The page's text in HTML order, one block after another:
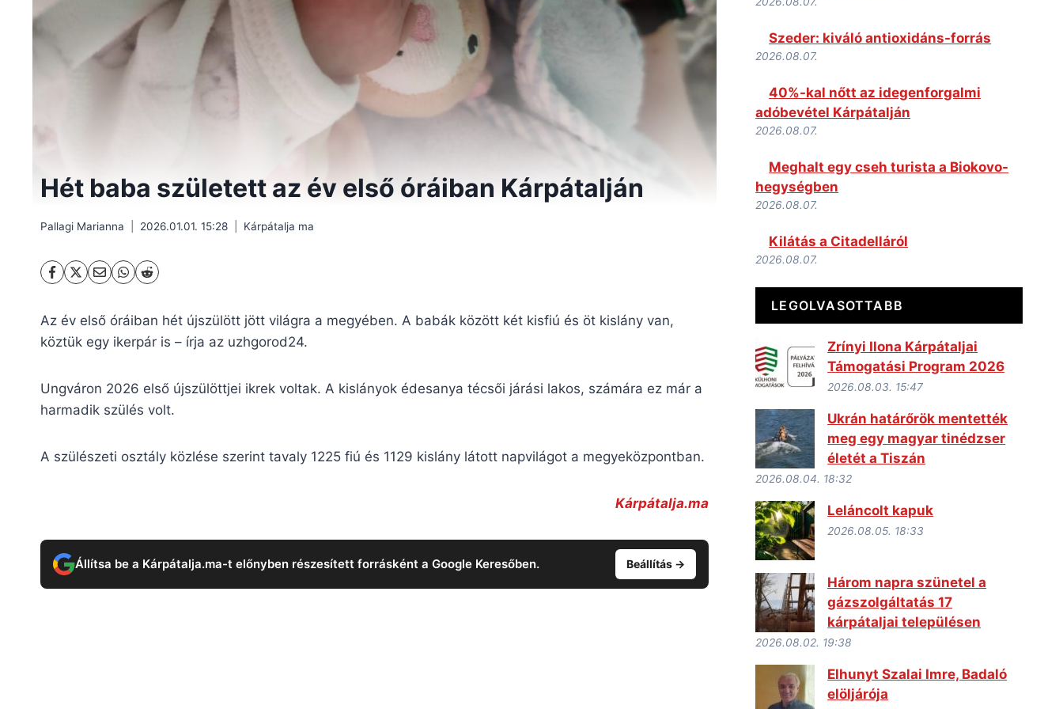
Hét baba született az év első óráiban Kárpátalján
Pallagi Marianna 2026.01.01. 15:28 Kárpátalja ma
Az év első óráiban hét újszülött jött világra a megyében. A babák között két kisfiú és öt kislány van,
köztük egy ikerpár is – írja az uzhgorod24.
Ungváron 2026 első újszülöttjei ikrek voltak. A kislányok édesanya técsői járási lakos, számára ez már a
harmadik szülés volt.
A szülészeti osztály közlése szerint tavaly 1225 fiú és 1129 kislány látott napvilágot a megyeközpontban.
Kárpátalja.ma
Állítsa be a Kárpátalja.ma-t előnyben részesített forrásként a Google Keresőben. Beállítás →
Szeder: kiváló antioxidáns-forrás
2026.08.07.
40%-kal nőtt az idegenforgalmi
adóbevétel Kárpátalján
2026.08.07.
Meghalt egy cseh turista a Biokovo-
hegységben
2026.08.07.
Kilátás a Citadelláról
2026.08.07.
LEGOLVASOTTABB
Zrínyi Ilona Kárpátaljai
Támogatási Program 2026
2026.08.03. 15:47
Ukrán határőrök mentették
meg egy magyar tinédzser
életét a Tiszán
2026.08.04. 18:32
Leláncolt kapuk
2026.08.05. 18:33
Három napra szünetel a
gázszolgáltatás 17
kárpátaljai településen
2026.08.02. 19:38
Elhunyt Szalai Imre, Badaló
elöljárója